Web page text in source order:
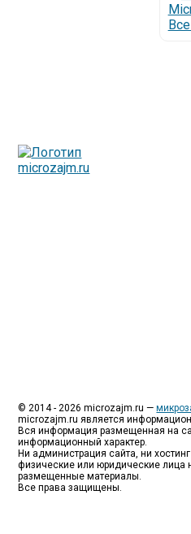
© 2014 - 2026 microzajm.ru —
microzajm.ru является
Вся информация размещенная на
информационный характер.
Ни администрация сайта, ни
физические или юридические лица
размещенные материалы.
Все права защищены.